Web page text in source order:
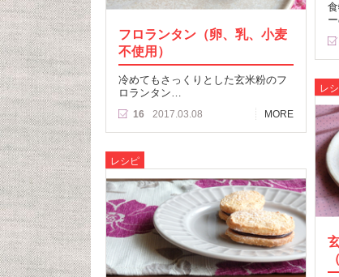
フロランタン（卵、乳、小麦
不使用）
冷めてもさっくりとした玄米粉のフ
ロランタン…
16 2017.03.08 MORE
レ
レシピ